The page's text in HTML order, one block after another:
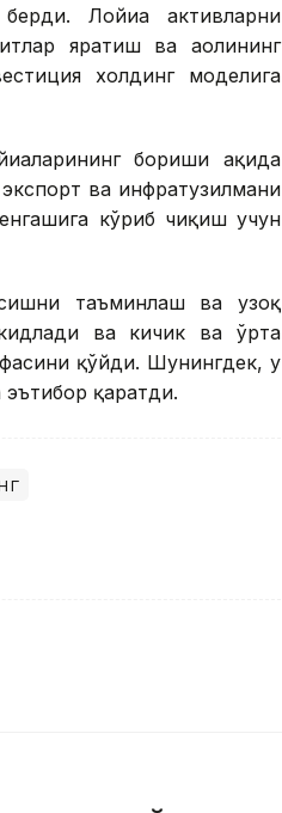
Лойиҳа активларни
яратиш ва аҳолининг
холдинг моделига
бориши ҳақида
ва инфратузилмани
кўриб чиқиш учун
таъминлаш ва узоқ
ва кичик ва ўрта
қўйди. Шунингдек, у
қаратди.